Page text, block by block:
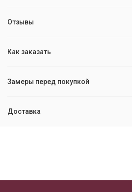
Отзывы
Как заказать
Замеры перед покупкой
Доставка